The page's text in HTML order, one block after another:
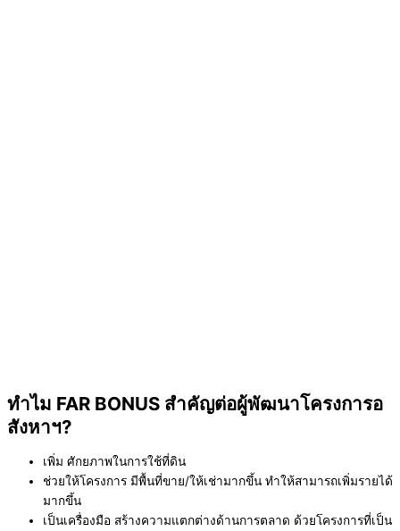
ทำไม FAR BONUS สำคัญต่อผู้พัฒนาโครงการอ
สังหาฯ?
เพิ่ม ศักยภาพในการใช้ที่ดิน
ช่วยให้โครงการ มีพื้นที่ขาย/ให้เช่ามากขึ้น ทำให้สามารถเพิ่มรายได้
มากขึ้น
เป็นเครื่องมือ สร้างความแตกต่างด้านการตลาด ด้วยโครงการที่เป็น